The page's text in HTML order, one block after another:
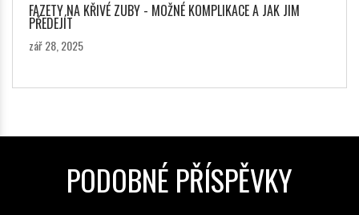
FAZETY NA KŘIVÉ ZUBY - MOŽNÉ KOMPLIKACE A JAK JIM
PŘEDEJÍT
zář 28, 2025
PODOBNÉ PŘÍSPĚVKY